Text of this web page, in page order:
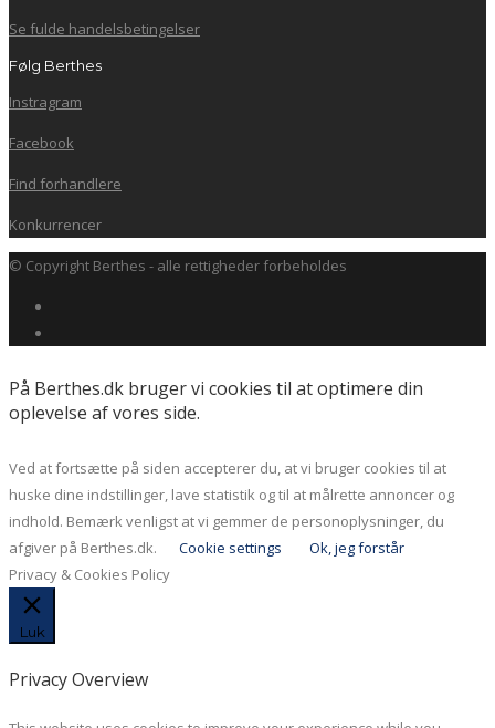
Se fulde handelsbetingelser
Følg Berthes
Instragram
Facebook
Find forhandlere
Konkurrencer
© Copyright Berthes - alle rettigheder forbeholdes
På Berthes.dk bruger vi cookies til at optimere din
oplevelse af vores side.
Ved at fortsætte på siden accepterer du, at vi bruger cookies til at
huske dine indstillinger, lave statistik og til at målrette annoncer og
indhold. Bemærk venligst at vi gemmer de personoplysninger, du
afgiver på Berthes.dk.
Cookie settings
Ok, jeg forstår
Privacy & Cookies Policy
Luk
Privacy Overview